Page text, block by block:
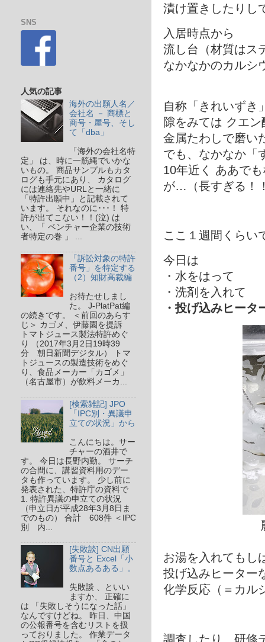
漬け置きしたりし
入居時点から
流し台（材質はス
なかなかのカルシ
自称「きれいずき
隙をみては クエ
金属たわしで磨い
でも、なかなか「
10年近く ああで
が…（長すぎる！
ここ１週間くらい
今日は
・水をはって
・洗剤を入れて
・投げ込みヒータ
お湯を入れてもし
投げ込みヒーター
化学反応（＝カル
調査したり、研修
SNS
人気の記事
海外の出願人名／
会社名 － 商標と
商号・屋号、そし
て「dba」
「海外の会社名特
定」 は、時に一筋縄でいかな
いもの。 商品サンプルもカタ
ログも手元にあり、 カタログ
には連絡先やURLと一緒に
「特許出願中」と記載されて
います。 それなのに･･･！ 特
許が出てこない！！(泣) は
い、「 ベンチャー企業の技術
者特定の巻 」 ...
「訴訟対象の特許
番号」を特定する
（2）知財高裁編
お待たせしまし
た。 J-PlatPat編
の続きです。 ＜前回のあらす
じ＞ カゴメ、伊藤園を提訴
トマトジュース製法特許めぐ
り （2017年3月2日19時39
分 朝日新聞デジタル） トマ
トジュースの製造技術をめぐ
り、食品メーカー「カゴメ」
（名古屋市）が飲料メーカ...
[検索雑記] JPO
「IPC別・異議申
立ての状況」から
こんにちは。サー
チャーの酒井で
す。 今日は長野内勤。 サーチ
の合間に、講習資料用のデー
タも作っています。 少し前に
発表された、特許庁の資料で
1. 特許異議の申立ての状況
（申立日が平成28年3月8日ま
でのもの） 合計 608件 ＜IPC
別 内...
[失敗談] CN出願
番号と Excel「小
数点あるある」。
失敗談 、といい
ますか、 正確に
は 「失敗しそうになった話」
なんですけどね。 昨日、中国
の公報番号を含むリストを扱
っておりました。 作業データ